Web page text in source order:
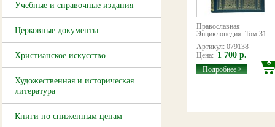
Учебные и справочные издания
Церковные документы
Христианское искусство
Художественная и историческая
литература
Книги по сниженным ценам
Православная
Энциклопедия. Том 31
Артикул: 079138
Цена: 1 700 р.
Подробнее >